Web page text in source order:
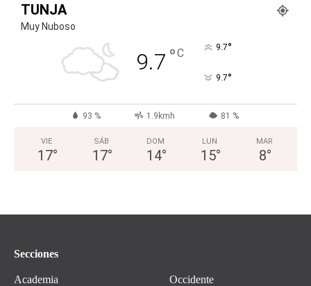
TUNJA
Muy Nuboso
9.7 °C 9.7°
9.7°
93 % 1.9kmh 81 %
VIE
17°
SÁB
17°
DOM
14°
LUN
15°
MAR
8°
Secciones
Academia
Occidente